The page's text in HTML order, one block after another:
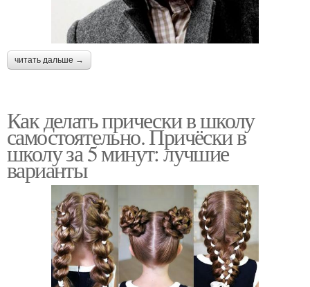
читать дальше →
Как делать прически в школу
самостоятельно. Причёски в
школу за 5 минут: лучшие
варианты